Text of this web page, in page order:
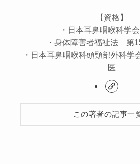
【資格】
・日本耳鼻咽喉科学
・身体障害者福祉法 第
・日本耳鼻咽喉科頭頸部外科学
医
この著者の記事一